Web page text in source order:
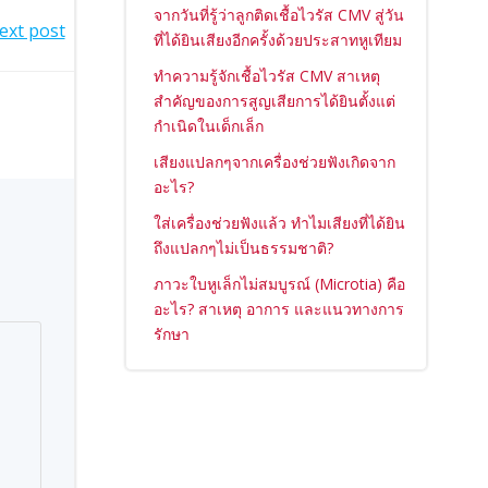
post
จากวันที่รู้ว่าลูกติดเชื้อไวรัส CMV สู่วัน
ที่ได้ยินเสียงอีกครั้งด้วยประสาทหูเทียม
ทำความรู้จักเชื้อไวรัส CMV สาเหตุ
สำคัญของการสูญเสียการได้ยินตั้งแต่
กำเนิดในเด็กเล็ก
เสียงแปลกๆจากเครื่องช่วยฟังเกิดจาก
อะไร?
ใส่เครื่องช่วยฟังแล้ว ทำไมเสียงที่ได้ยิน
ถึงแปลกๆไม่เป็นธรรมชาติ?
ภาวะใบหูเล็กไม่สมบูรณ์ (Microtia) คือ
อะไร? สาเหตุ อาการ และแนวทางการ
รักษา